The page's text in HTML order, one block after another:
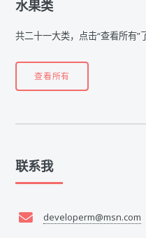
水果类
共二十一大类，点击“查看所有”
查看所有
联系我
developerm@msn.com